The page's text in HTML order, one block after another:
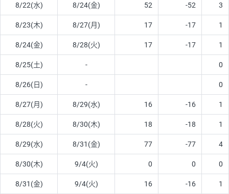
8/22(水) 8/24(金) 52 -52 3
8/23(木) 8/27(月) 17 -17 1
8/24(金) 8/28(火) 17 -17 1
8/25(土) - 0
8/26(日) - 0
8/27(月) 8/29(水) 16 -16 1
8/28(火) 8/30(木) 18 -18 1
8/29(水) 8/31(金) 77 -77 4
8/30(木) 9/4(火) 0 0 0
8/31(金) 9/4(火) 16 -16 1